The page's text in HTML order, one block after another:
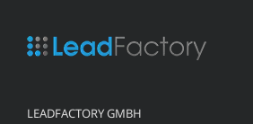
LEADFACTORY GMBH